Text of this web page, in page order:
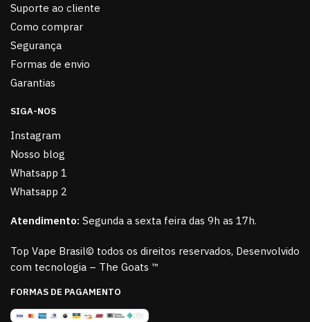
Suporte ao cliente
Como comprar
Segurança
Formas de envio
Garantias
SIGA-NOS
Instagram
Nosso blog
Whatsapp 1
Whatsapp 2
Atendimento: Segunda a sexta feira das 9h as 17h.
Top Vape Brasil© todos os direitos reservados, Desenvolvido
com tecnologia – The Goats ™
FORMAS DE PAGAMENTO